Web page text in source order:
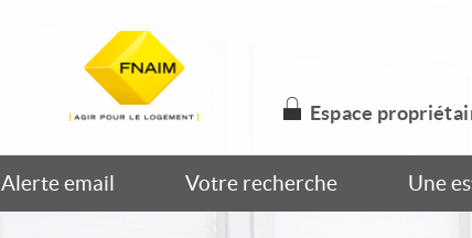
Espace
Alerte email Votre recherche Une